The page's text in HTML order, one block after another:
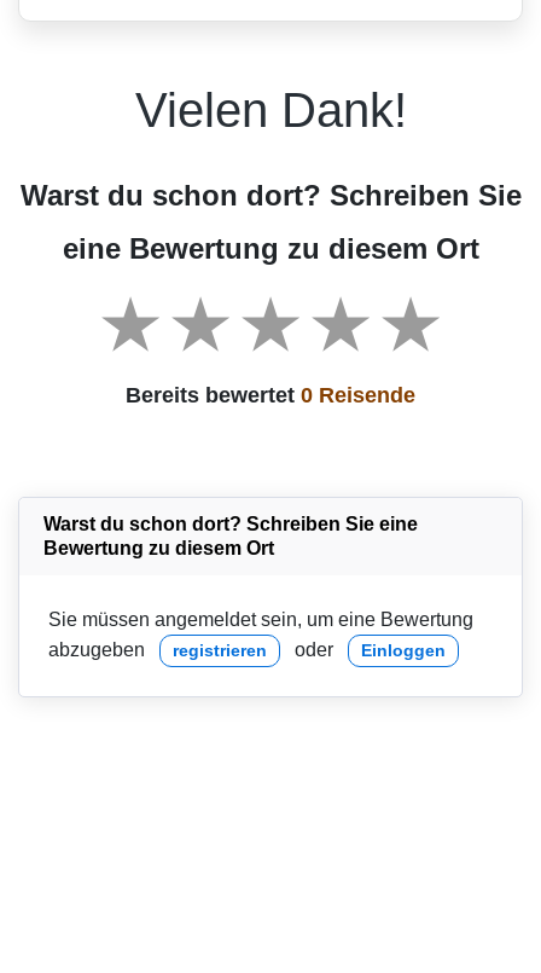
Vielen Dank!
Warst du schon dort? Schreiben Sie
eine Bewertung zu diesem Ort
Bereits bewertet 0 Reisende
Warst du schon dort? Schreiben Sie eine
Bewertung zu diesem Ort
Sie müssen angemeldet sein, um eine Bewertung
abzugeben
registrieren oder Einloggen